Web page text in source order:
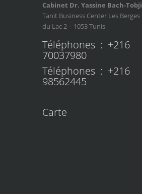
Cabinet Dr. Yassine Bach-Tobji
Tanit Business Center Les Berges
du Lac 2 – 1053 Tunis
Téléphones : +216
70037980
Téléphones : +216
98562445
Carte